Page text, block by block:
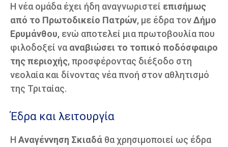
Η νέα ομάδα έχει ήδη αναγνωριστεί επισήμως
από το Πρωτοδικείο Πατρών, με έδρα τονΔήμο
Ερυμάνθου, ενώ αποτελεί μια πρωτοβουλία που
φιλοδοξεί να αναβιώσει το τοπικό ποδόσφαιρο
της περιοχής, προσφέροντας διέξοδο στη
νεολαία και δίνοντας νέα πνοή στον αθλητισμό
της Τριταίας.
Έδρα και λειτουργία
Η Αναγέννηση Σκιαδά θα χρησιμοποιεί ως έδρα